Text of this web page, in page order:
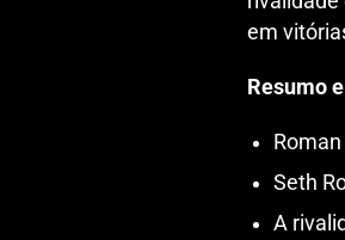
em
Resumo
Seth
A